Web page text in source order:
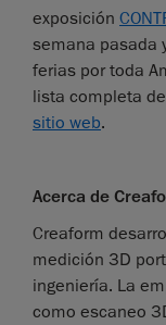
exposición
semana pasada
ferias por toda
lista completa
sitio web.
Acerca de
Creaform
medición 3D
ingeniería. La
como escaneo